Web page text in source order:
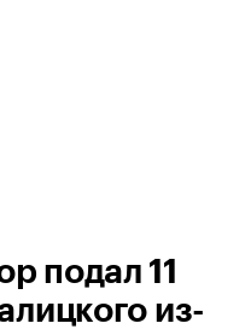
подал 11
из-